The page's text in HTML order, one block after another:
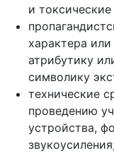
и
характера
атрибутику
символику
технические
проведению
устройства,